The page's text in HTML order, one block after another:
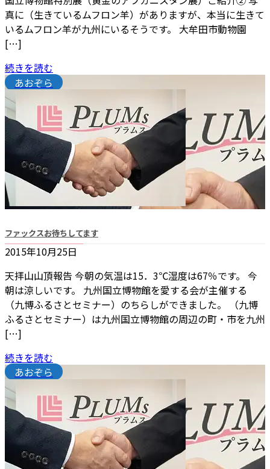
真に（生きているムフロン羊）がありますが、本当に生きて
いるムフロン羊が九州にいるそうです。 大牟田市動物園
[…]
続きを読む
あおぞら
ファックスお待ちしてます
2015年10月25日
天拝山山頂報告 今朝の気温は15．3℃湿度は67％です。 今
朝は涼しいです。 九州国立博物館を愛する会が主催する
（九博ふるさとセミナー）のちらしができました。 （九博
ふるさとセミナー）は九州国立博物館の周辺の町・市を九州
[…]
続きを読む
あおぞら